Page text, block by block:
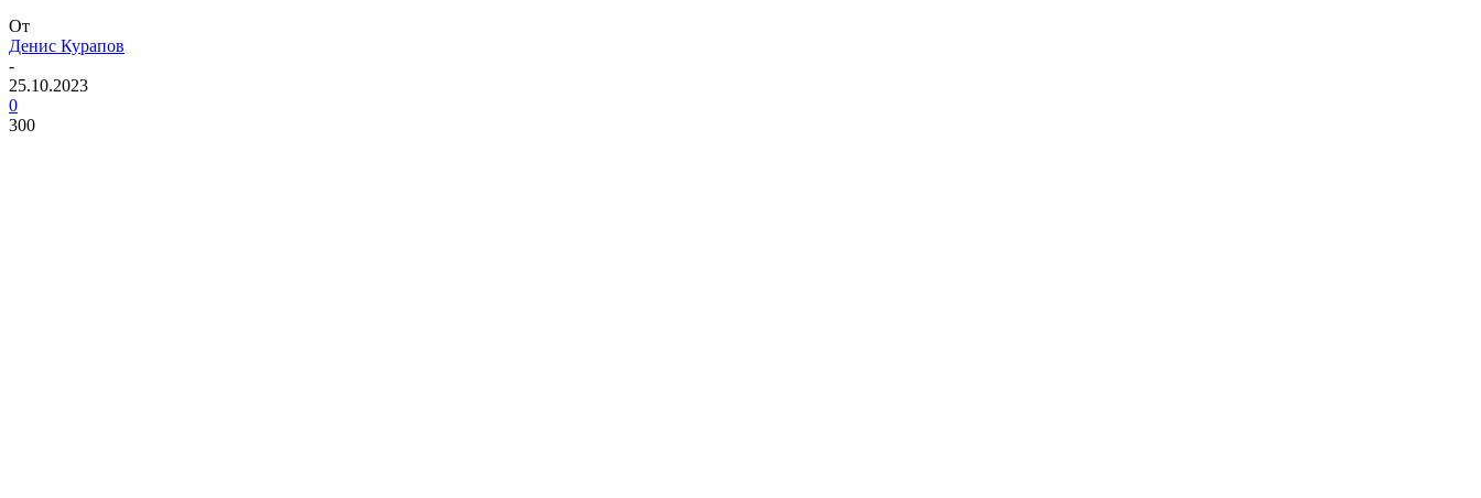
От
Денис Курапов
-
25.10.2023
0
300